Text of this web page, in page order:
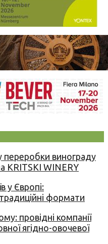
переробки винограду
KRITSKI WINERY
у Європі:
формати
провідні компанії
ягідно-овочевої